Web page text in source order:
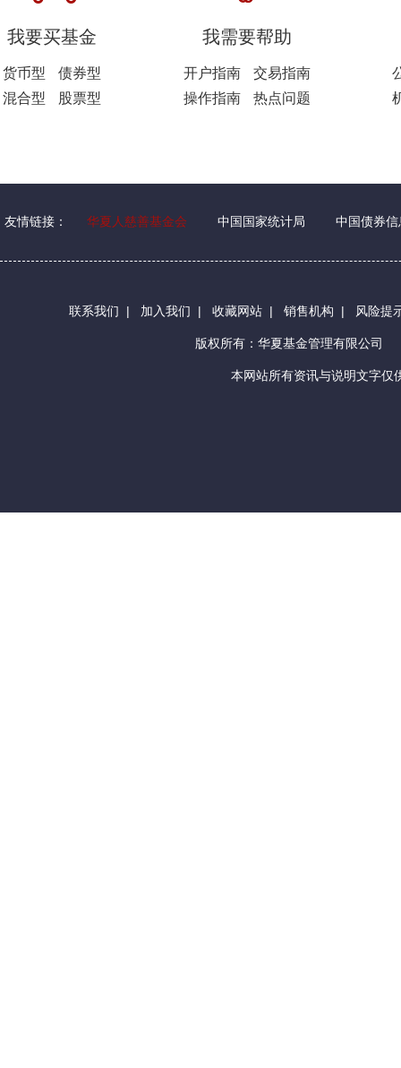
我要买基金
货币型
债券型
混合型
股票型
我需要帮助
开户指南
交易指南
操作指南
热点问题
友情链接： 华夏人慈善基金会 中国国家统计局 中国债券信
联系我们 | 加入我们 | 收藏网站 | 销售机构 | 风险提
版权所有：华夏基金管理有限公司
本网站所有资讯与说明文字仅